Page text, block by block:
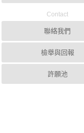
Contact
聯絡我們
檢舉與回報
許願池